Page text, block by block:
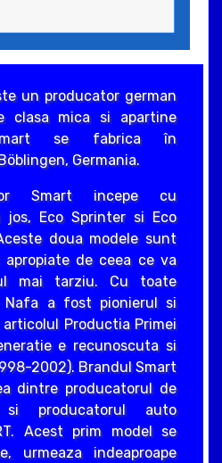
un producator german
clasa mica si apartine
se fabrica în
Germania.
Smart incepe cu
jos, Eco Sprinter si Eco
doua modele sunt
de ceea ce va
mai tarziu. Cu toate
Nafa a fost pionierul si
Productia Primei
e recunoscuta si
2002). Brandul Smart
dintre producatorul de
si producatorul auto
Acest prim model se
urmeaza indeaproape